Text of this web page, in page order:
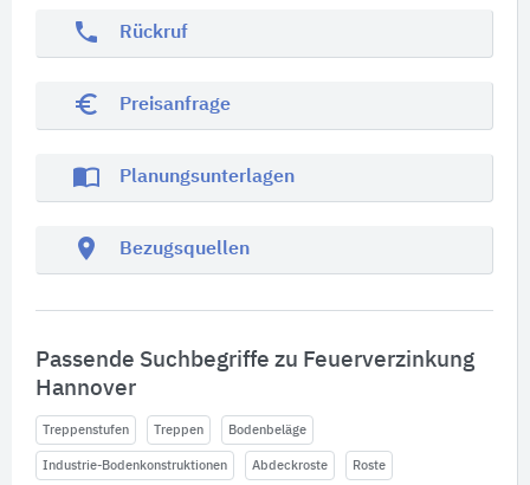
phone Rückruf
euro_symbol Preisanfrage
import_contacts Planungsunterlagen
location_on Bezugsquellen
Passende Suchbegriffe zu Feuerverzinkung
Hannover
Treppenstufen Treppen Bodenbeläge
Industrie-Bodenkonstruktionen Abdeckroste Roste